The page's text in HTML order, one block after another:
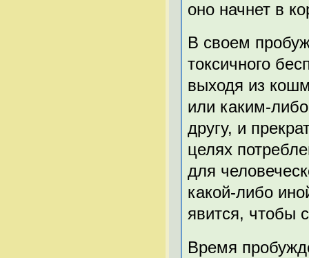
оно начнет в
В своем
токсичного
выходя из
или каким-
другу, и
целях
для
какой-либо
явится, чтобы
Время